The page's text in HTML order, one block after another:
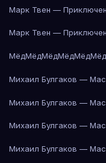
Марк Твен —
Марк Твен —
МёдМёдМёдМёдМёдМёд
Михаил Булгаков —
Михаил Булгаков —
Михаил Булгаков —
Михаил Булгаков —